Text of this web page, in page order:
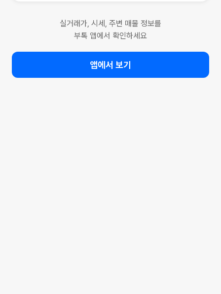
실거래가, 시세, 주변 매물 정보를
부톡 앱에서 확인하세요
앱에서 보기